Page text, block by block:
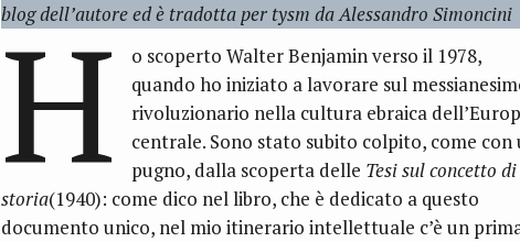
blog dell’autore ed è tradotta per tysm da Alessandro Simoncini
H
o scoperto Walter Benjamin verso il 1978,
quando ho iniziato a lavorare sul
rivoluzionario nella cultura ebraica
centrale. Sono stato subito colpito, come con
pugno, dalla scoperta delle Tesi sul concetto di
storia(1940): come dico nel libro, che è dedicato a questo
documento unico, nel mio itinerario intellettuale c’è un